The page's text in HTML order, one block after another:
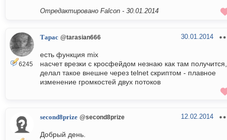
Отредактировано Falcon - 30.01.2014
6245
Тарас @tarasian666 30.01.2014
есть функция mix
насчет врезки с кросфейдом незнаю как там
делал такое внешне через telnet скриптом - плавное
изменение громкостей двух потоков
second8prize @second8prize 12.02.2014
Добрый день.